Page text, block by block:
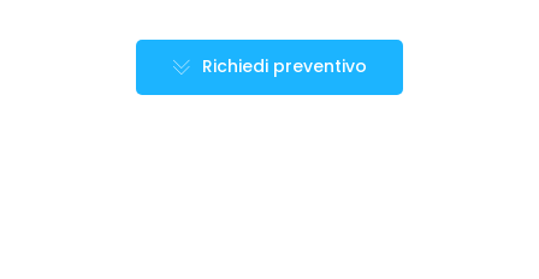
Richiedi preventivo